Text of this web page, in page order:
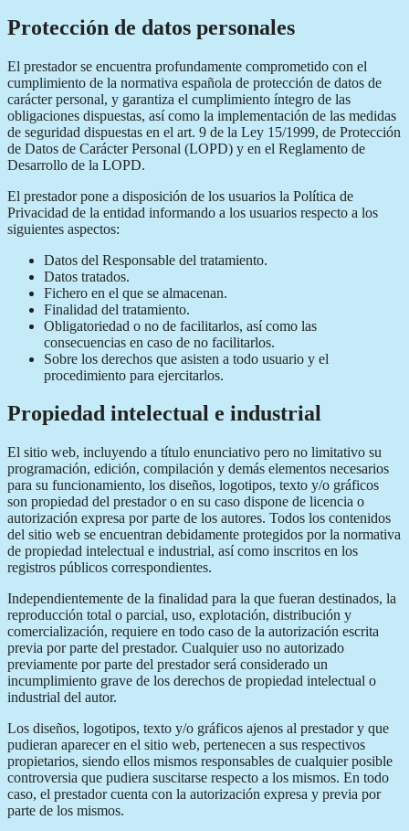
Protección de datos personales
El prestador se encuentra profundamente comprometido con el
cumplimiento de la normativa española de protección de datos de
carácter personal, y garantiza el cumplimiento íntegro de las
obligaciones dispuestas, así como la implementación de las medidas
de seguridad dispuestas en el art. 9 de la Ley 15/1999, de Protección
de Datos de Carácter Personal (LOPD) y en el Reglamento de
Desarrollo de la LOPD.
El prestador pone a disposición de los usuarios la Política de
Privacidad de la entidad informando a los usuarios respecto a los
siguientes aspectos:
Datos del Responsable del tratamiento.
Datos tratados.
Fichero en el que se almacenan.
Finalidad del tratamiento.
Obligatoriedad o no de facilitarlos, así como las
consecuencias en caso de no facilitarlos.
Sobre los derechos que asisten a todo usuario y el
procedimiento para ejercitarlos.
Propiedad intelectual e industrial
El sitio web, incluyendo a título enunciativo pero no limitativo su
programación, edición, compilación y demás elementos necesarios
para su funcionamiento, los diseños, logotipos, texto y/o gráficos
son propiedad del prestador o en su caso dispone de licencia o
autorización expresa por parte de los autores. Todos los contenidos
del sitio web se encuentran debidamente protegidos por la normativa
de propiedad intelectual e industrial, así como inscritos en los
registros públicos correspondientes.
Independientemente de la finalidad para la que fueran destinados, la
reproducción total o parcial, uso, explotación, distribución y
comercialización, requiere en todo caso de la autorización escrita
previa por parte del prestador. Cualquier uso no autorizado
previamente por parte del prestador será considerado un
incumplimiento grave de los derechos de propiedad intelectual o
industrial del autor.
Los diseños, logotipos, texto y/o gráficos ajenos al prestador y que
pudieran aparecer en el sitio web, pertenecen a sus respectivos
propietarios, siendo ellos mismos responsables de cualquier posible
controversia que pudiera suscitarse respecto a los mismos. En todo
caso, el prestador cuenta con la autorización expresa y previa por
parte de los mismos.